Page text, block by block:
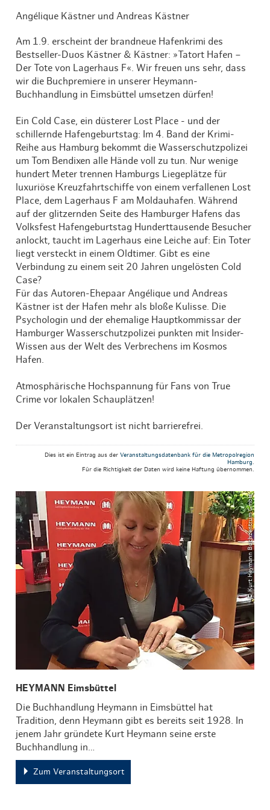
Angélique Kästner und Andreas Kästner
Am 1.9. erscheint der brandneue Hafenkrimi des
Bestseller-Duos Kästner & Kästner: »Tatort Hafen –
Der Tote von Lagerhaus F«. Wir freuen uns sehr, dass
wir die Buchpremiere in unserer Heymann-
Buchhandlung in Eimsbüttel umsetzen dürfen!
Ein Cold Case, ein düsterer Lost Place - und der
schillernde Hafengeburtstag: Im 4. Band der Krimi-
Reihe aus Hamburg bekommt die Wasserschutzpolizei
um Tom Bendixen alle Hände voll zu tun. Nur wenige
hundert Meter trennen Hamburgs Liegeplätze für
luxuriöse Kreuzfahrtschiffe von einem verfallenen Lost
Place, dem Lagerhaus F am Moldauhafen. Während
auf der glitzernden Seite des Hamburger Hafens das
Volksfest Hafengeburtstag Hunderttausende Besucher
anlockt, taucht im Lagerhaus eine Leiche auf: Ein Toter
liegt versteckt in einem Oldtimer. Gibt es eine
Verbindung zu einem seit 20 Jahren ungelösten Cold
Case?
Für das Autoren-Ehepaar Angélique und Andreas
Kästner ist der Hafen mehr als bloße Kulisse. Die
Psychologin und der ehemalige Hauptkommissar der
Hamburger Wasserschutzpolizei punkten mit Insider-
Wissen aus der Welt des Verbrechens im Kosmos
Hafen.
Atmosphärische Hochspannung für Fans von True
Crime vor lokalen Schauplätzen!
Der Veranstaltungsort ist nicht barrierefrei.
Dies ist ein Eintrag aus der Veranstaltungsdatenbank für die Metropolregion
Hamburg.
Für die Richtigkeit der Daten wird keine Haftung übernommen.
© Kurt Heymann Buchzentrum GmbH
HEYMANN Eimsbüttel
Die Buchhandlung Heymann in Eimsbüttel hat
Tradition, denn Heymann gibt es bereits seit 1928. In
jenem Jahr gründete Kurt Heymann seine erste
Buchhandlung in…
Zum Veranstaltungsort